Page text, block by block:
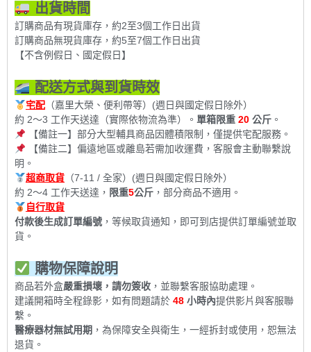
出貨時間
訂購商品有現貨庫存，約2至3個工作日出貨
訂購商品無現貨庫存，約5至7個工作日出貨
【不含例假日、國定假日】
配送方式與到貨時效
宅配（嘉里大榮、便利帶等）(週日與國定假日除外）
約 2～3 工作天送達（實際依物流為準）。 單箱限重 20 公斤 。
【備註一】部分大型輔具商品因體積限制，僅提供宅配服務。
【備註二】偏遠地區或離島若需加收運費，客服會主動聯繫說
明。
超商取貨（7-11 / 全家）(週日與國定假日除外）
約 2～4 工作天送達， 限重5公斤 ，部分商品不適用。
自行取貨
付款後生成訂單編號 ，等候取貨通知，即可到店提供訂單編號並取
貨。
購物保障說明
商品若外盒嚴重損壞，請勿簽收 ，並聯繫客服協助處理。
建議開箱時全程錄影，如有問題請於 48 小時內提供影片與客服聯
繫。
醫療器材無試用期 ，為保障安全與衛生，一經拆封或使用，恕無法
退貨。